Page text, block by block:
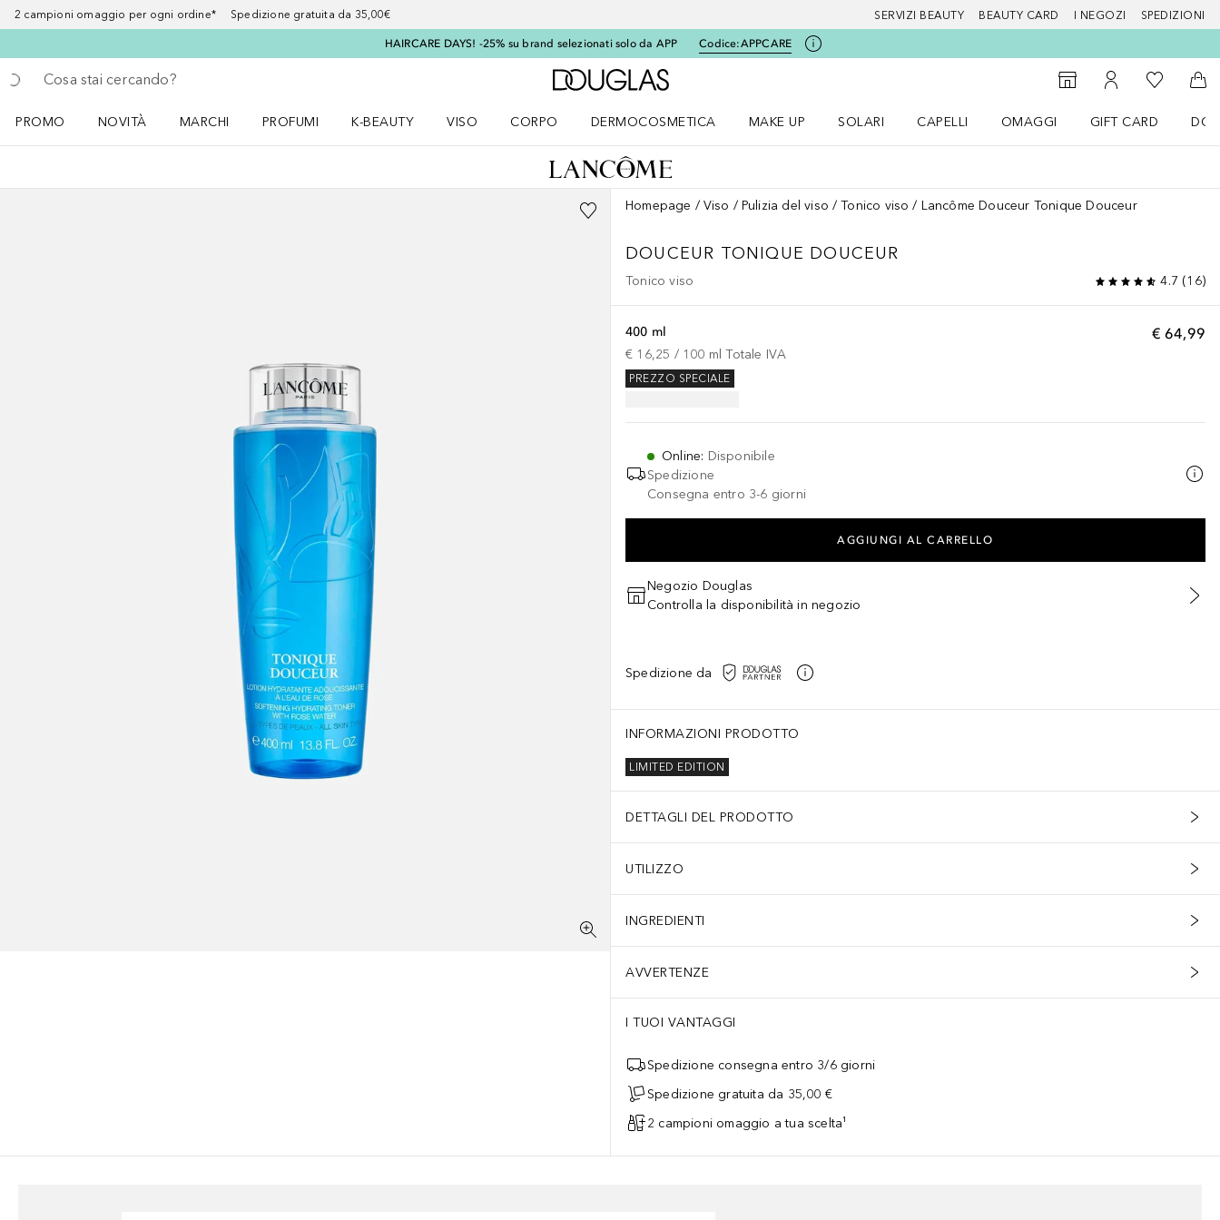
2 campioni omaggio per ogni ordine* Spedizione gratuita da 35,00€ SERVIZI BEAUTY BEAUTY CARD I NEGOZI SPEDIZIONI
HAIRCARE DAYS! -25% su brand selezionati solo da APP Codice:APPCARE
Torna indietro
Esegui ricerca
A Douglas Home
StorefinderAl Mio Account
Alla Mia
Al
PROMO
NOVITÀ
MARCHI
PROFUMI
K-BEAUTY
VISO
CORPO
DERMOCOSMETICA
MAKE UP
SOLARI
CAPELLI
OMAGGI
GIFT CARD
Homepage Viso Pulizia del viso Tonico viso Lancôme Douceur Tonique Douceur
DOUCEUR TONIQUE DOUCEUR
Tonico viso 4.7 (16)
€ 64,99
400 ml
€ 16,25 / 100 ml Totale IVA
PREZZO SPECIALE
Online: Disponibile
Spedizione
Consegna entro 3-6 giorni
AGGIUNGI AL CARRELLO
Negozio Douglas
Controlla la disponibilità in negozio
Spedizione da
INFORMAZIONI PRODOTTO
LIMITED EDITION
DETTAGLI DEL PRODOTTO
UTILIZZO
INGREDIENTI
AVVERTENZE
I TUOI VANTAGGI
Spedizione consegna entro 3/6 giorni
Spedizione gratuita da 35,00 €
2 campioni omaggio a tua scelta¹